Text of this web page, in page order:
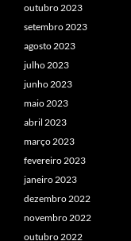
outubro 2023
setembro 2023
agosto 2023
julho 2023
junho 2023
maio 2023
abril 2023
março 2023
fevereiro 2023
janeiro 2023
dezembro 2022
novembro 2022
outubro 2022